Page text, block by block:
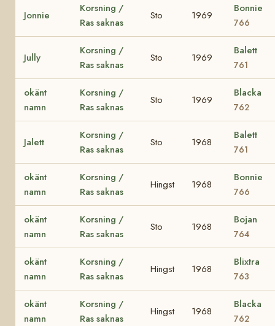
Jonnie
Korsning /
Ras saknas
Sto 1969
Bonnie
766
Jully
Korsning /
Ras saknas
Sto 1969
Balett
761
okänt
namn
Korsning /
Ras saknas
Sto 1969
Blacka
762
Jalett
Korsning /
Ras saknas
Sto 1968
Balett
761
okänt
namn
Korsning /
Ras saknas
Hingst 1968
Bonnie
766
okänt
namn
Korsning /
Ras saknas
Sto 1968
Bojan
764
okänt
namn
Korsning /
Ras saknas
Hingst 1968
Blixtra
763
okänt
namn
Korsning /
Ras saknas
Hingst 1968
Blacka
762